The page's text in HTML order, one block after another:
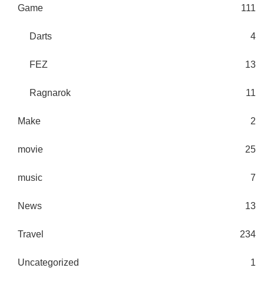
Game 111
Darts 4
FEZ 13
Ragnarok 11
Make 2
movie 25
music 7
News 13
Travel 234
Uncategorized 1